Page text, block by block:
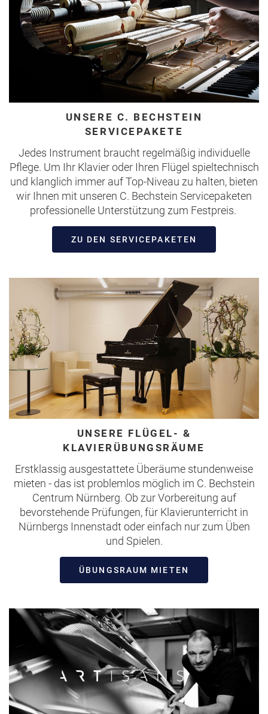
UNSERE C. BECHSTEIN
SERVICEPAKETE
Jedes Instrument braucht regelmäßig individuelle
Pflege. Um Ihr Klavier oder Ihren Flügel spieltechnisch
und klanglich immer auf Top-Niveau zu halten, bieten
wir Ihnen mit unseren C. Bechstein Servicepaketen
professionelle Unterstützung zum Festpreis.
ZU DEN SERVICEPAKETEN
UNSERE FLÜGEL- &
KLAVIERÜBUNGSRÄUME
Erstklassig ausgestattete Überäume stundenweise
mieten - das ist problemlos möglich im C. Bechstein
Centrum Nürnberg. Ob zur Vorbereitung auf
bevorstehende Prüfungen, für Klavierunterricht in
Nürnbergs Innenstadt oder einfach nur zum Üben
und Spielen.
ÜBUNGSRAUM MIETEN